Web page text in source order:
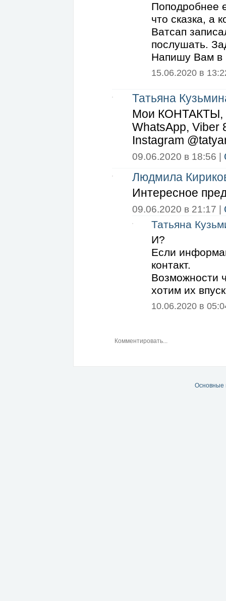
Поподробнее
что сказка, а
Ватсап
послушать.
Напишу Вам в
15.06.2020 в
Татьяна
Мои КОНТАКТЫ,
WhatsApp, Viber
Instagram
09.06.2020 в 18:56 |
Людмила
Интересное
09.06.2020 в 21:17 |
Татьяна
И?
Если
контакт.
Возможности
хотим их
10.06.2020 в
Основные